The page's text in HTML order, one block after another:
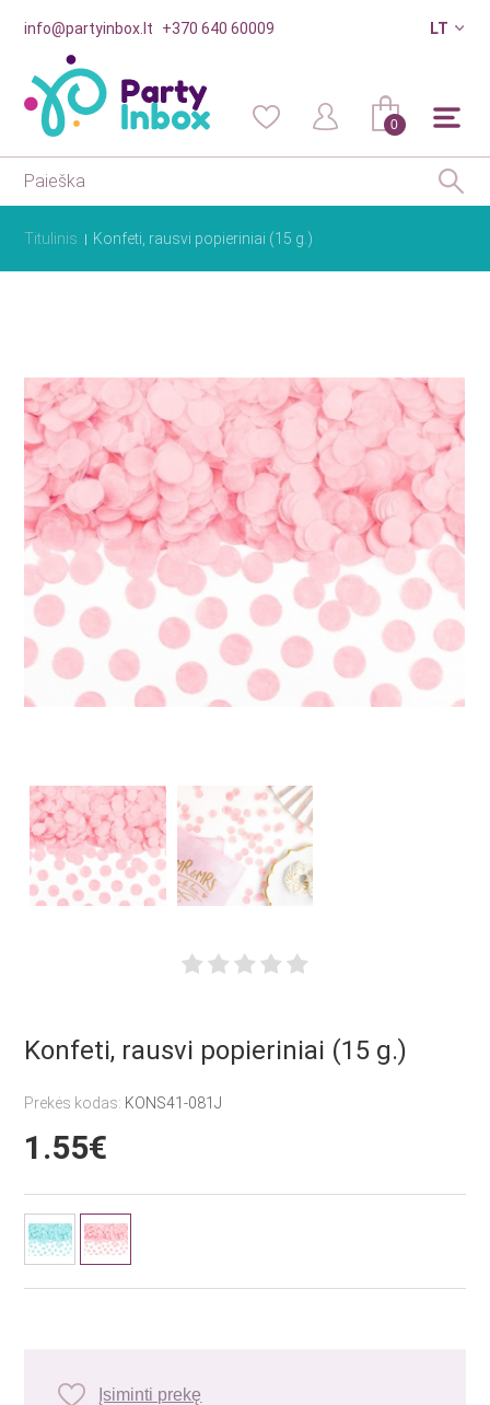
info@partyinbox.lt +370 640 60009 LT
0
Titulinis Konfeti, rausvi popieriniai (15 g.)
Konfeti, rausvi popieriniai (15 g.)
Prekės kodas: KONS41-081J
1.55€
Įsiminti prekę